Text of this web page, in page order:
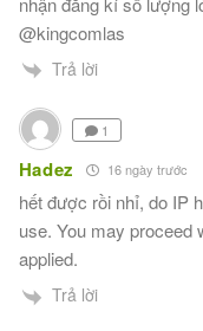
@kingcomlas
Trả lời
1
Hadez 16 ngày trước
hết được rồi nhỉ, do IP
use. You may proceed
applied.
Trả lời